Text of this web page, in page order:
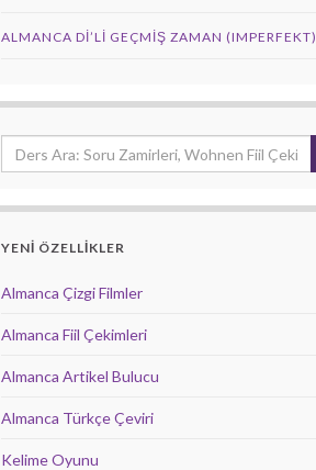
ALMANCA DI’LI GEÇMIŞ ZAMAN (IMPERFEKT)
YENİ ÖZELLİKLER
Almanca Çizgi Filmler
Almanca Fiil Çekimleri
Almanca Artikel Bulucu
Almanca Türkçe Çeviri
Kelime Oyunu